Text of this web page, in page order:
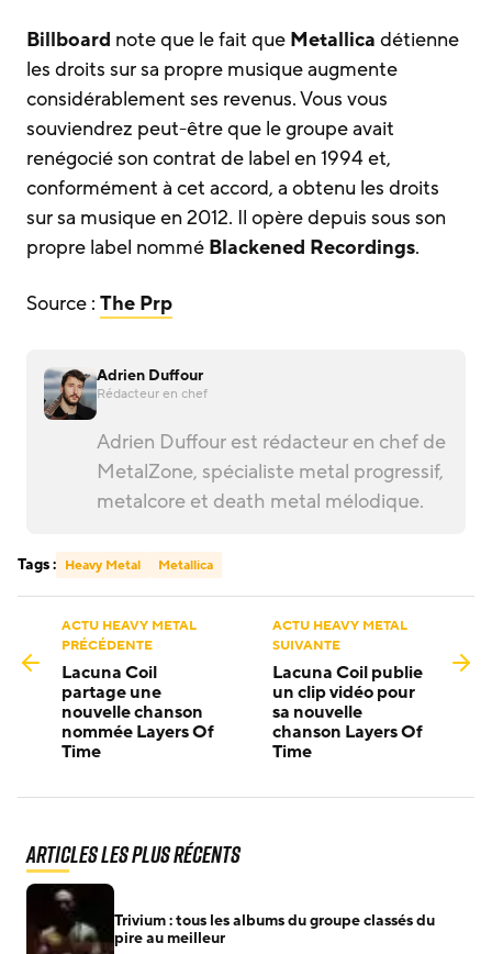
Billboard note que le fait que Metallica détienne
les droits sur sa propre musique augmente
considérablement ses revenus. Vous vous
souviendrez peut-être que le groupe avait
renégocié son contrat de label en 1994 et,
conformément à cet accord, a obtenu les droits
sur sa musique en 2012. Il opère depuis sous son
propre label nommé Blackened Recordings.
Source : The Prp
Adrien Duffour
Rédacteur en chef
Adrien Duffour est rédacteur en chef de
MetalZone, spécialiste metal progressif,
metalcore et death metal mélodique.
Tags : Heavy Metal Metallica
ACTU HEAVY METAL
PRÉCÉDENTE
Lacuna Coil
partage une
nouvelle chanson
nommée Layers Of
Time
ACTU HEAVY METAL
SUIVANTE
Lacuna Coil publie
un clip vidéo pour
sa nouvelle
chanson Layers Of
Time
Articles les plus récents
Trivium : tous les albums du groupe classés du
pire au meilleur